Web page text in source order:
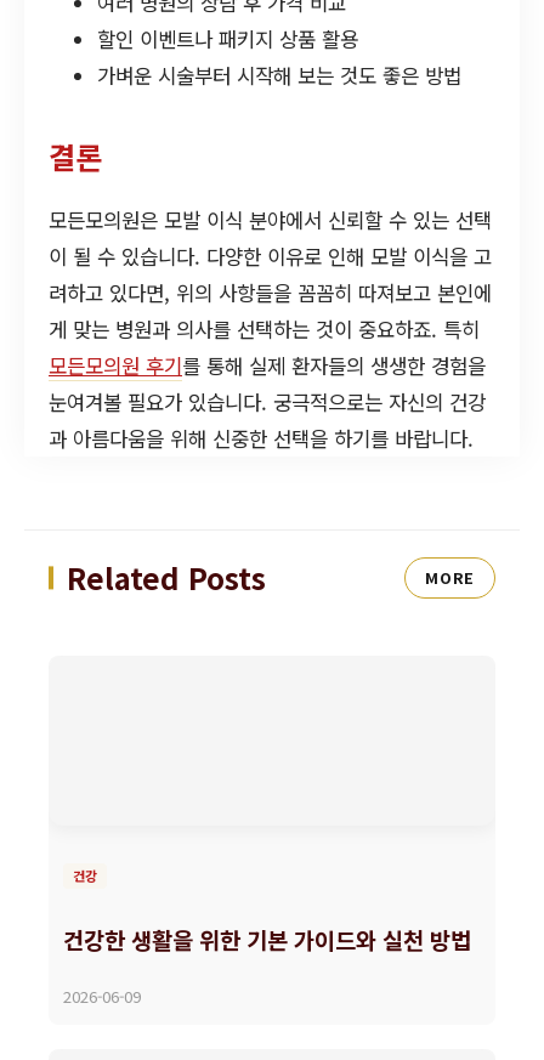
할인 이벤트나 패키지 상품 활용
가벼운 시술부터 시작해 보는 것도 좋은 방법
결론
모든모의원은 모발 이식 분야에서 신뢰할 수 있는 선택
이 될 수 있습니다. 다양한 이유로 인해 모발 이식을 고
려하고 있다면, 위의 사항들을 꼼꼼히 따져보고 본인에
게 맞는 병원과 의사를 선택하는 것이 중요하죠. 특히
모든모의원 후기를 통해 실제 환자들의 생생한 경험을
눈여겨볼 필요가 있습니다. 궁극적으로는 자신의 건강
과 아름다움을 위해 신중한 선택을 하기를 바랍니다.
Related Posts MORE
건강
건강한 생활을 위한 기본 가이드와 실천 방법
2026-06-09